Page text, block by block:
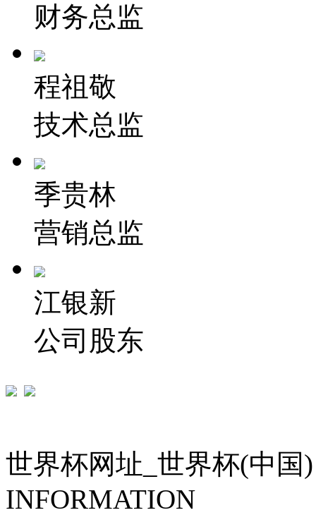
财务总监
程祖敬
技术总监
季贵林
营销总监
江银新
公司股东
世界杯网址_世界杯(中国)
INFORMATION